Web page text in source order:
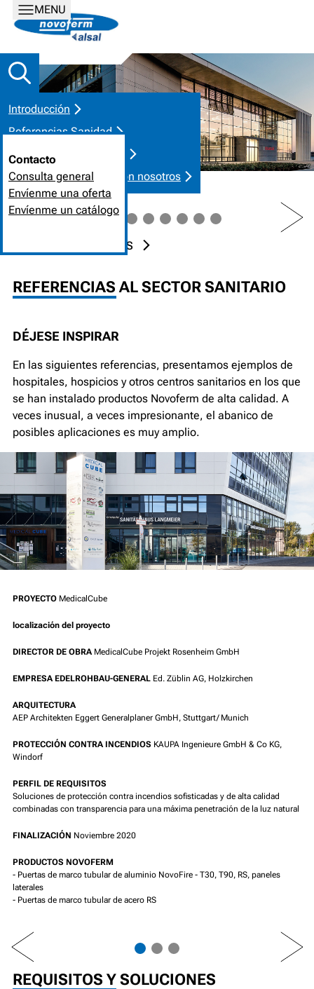
MENU
Introducción
Referencias Sanidad
Requisitos / Soluciones
Póngase en contacto con nosotros
Contacto
Consulta general
Envíenme una oferta
Envíenme un catálogo
PREV NEXT
REFERENCIAS
REFERENCIAS AL SECTOR SANITARIO
DÉJESE INSPIRAR
En las siguientes referencias, presentamos ejemplos de
hospitales, hospicios y otros centros sanitarios en los que
se han instalado productos Novoferm de alta calidad. A
veces inusual, a veces impresionante, el abanico de
posibles aplicaciones es muy amplio.
PROYECTO MedicalCube
localización del proyecto
DIRECTOR DE OBRA MedicalCube Projekt Rosenheim GmbH
EMPRESA EDELROHBAU-GENERAL Ed. Züblin AG, Holzkirchen
ARQUITECTURA
AEP Architekten Eggert Generalplaner GmbH, Stuttgart/ Munich
PROTECCIÓN CONTRA INCENDIOS KAUPA Ingenieure GmbH & Co KG,
Windorf
PERFIL DE REQUISITOS
Soluciones de protección contra incendios sofisticadas y de alta calidad
combinadas con transparencia para una máxima penetración de la luz natural
FINALIZACIÓN Noviembre 2020
PRODUCTOS NOVOFERM
- Puertas de marco tubular de aluminio NovoFire - T30, T90, RS, paneles
laterales
- Puertas de marco tubular de acero RS
PREV NEXT
REQUISITOS Y SOLUCIONES